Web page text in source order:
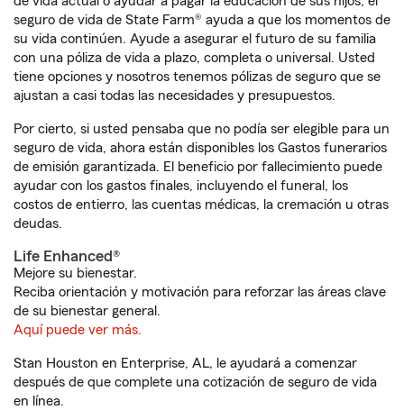
seguro de vida de State Farm® ayuda a que los momentos de
su vida continúen. Ayude a asegurar el futuro de su familia
con una póliza de vida a plazo, completa o universal. Usted
tiene opciones y nosotros tenemos pólizas de seguro que se
ajustan a casi todas las necesidades y presupuestos.
Por cierto, si usted pensaba que no podía ser elegible para un
seguro de vida, ahora están disponibles los Gastos funerarios
de emisión garantizada. El beneficio por fallecimiento puede
ayudar con los gastos finales, incluyendo el funeral, los
costos de entierro, las cuentas médicas, la cremación u otras
deudas.
Life Enhanced®
Mejore su bienestar.
Reciba orientación y motivación para reforzar las áreas clave
de su bienestar general.
Aquí puede ver más.
Stan Houston en Enterprise, AL, le ayudará a comenzar
después de que complete una cotización de seguro de vida
en línea.